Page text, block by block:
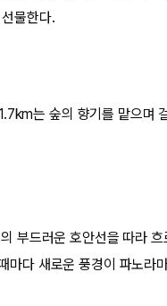
물한다.
는 숲의 향기를 맡으며
부드러운 호안선을 따라 흐
마다 새로운 풍경이 파노라